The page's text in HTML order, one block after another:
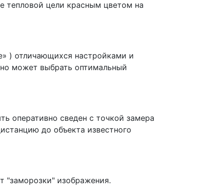
тепловой цели красным цветом на
) отличающихся настройками и
может выбрать оптимальный
оперативно сведен с точкой замера
до объекта известного
"заморозки" изображения.